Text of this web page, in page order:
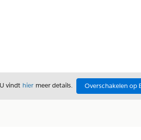
vindt hier meer details. Overschakelen op